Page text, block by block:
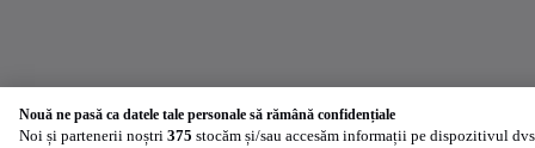
Nouă ne pasă ca datele tale personale să rămână confidențiale
Noi și partenerii noștri 375 stocăm și/sau accesăm informații pe dispozitivul